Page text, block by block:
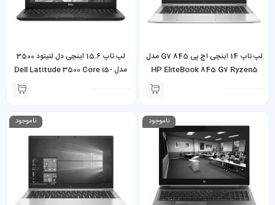
لپ تاپ 14 اینچی اچ پی 845 G7 مدل
HP EliteBook 845 G7 Ryzen5
Pro 4650U 8GB 256GB SSD
لپ تاپ 15.6 اینچی دل لتیتود 3500
مدل Dell Latitude 3500 Core i5-
8265U 8GB RAM 256GB SSD
ناموجود ناموجود